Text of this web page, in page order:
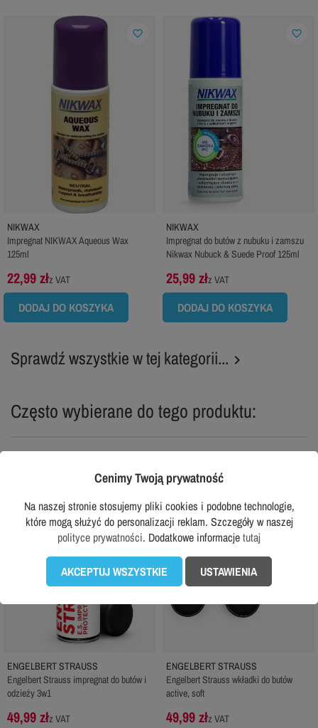
NIKWAX
Impregnat NIKWAX Aqueous Wax
125ml
22,99 złz VAT
DODAJ DO KOSZYKA
favorite_border
NIKWAX
Impregnat do butów z nubuku i zamszu
Nikwax Nubuck & Suede Proof 125ml
25,99 złz VAT
DODAJ DO KOSZYKA
favorite_border
Sprawdź wszystkie w tej kategorii... 
Często wybierane do tego produktu:
ENGELBERT STRAUSS
Engelbert Strauss impregnat do butów i
odzieży 3w1
49,99 złz VAT
favorite_border
ENGELBERT STRAUSS
Engelbert Strauss wkładki do butów
active, soft
49,99 złz VAT
Cenimy Twoją prywatność
Na naszej stronie stosujemy pliki cookies i podobne technologie,
które mogą służyć do personalizacji reklam. Szczegóły w naszej
polityce prywatności. Dodatkowe informacjetutaj
AKCEPTUJ WSZYSTKIE USTAWIENIA